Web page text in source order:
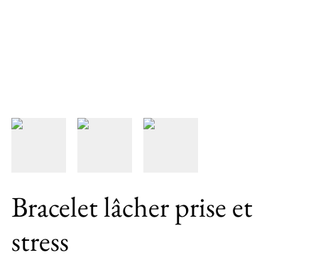
Bracelet lâcher prise et
stress